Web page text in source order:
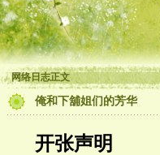
网络日志正文
俺和下舖姐们的芳华
开张声明